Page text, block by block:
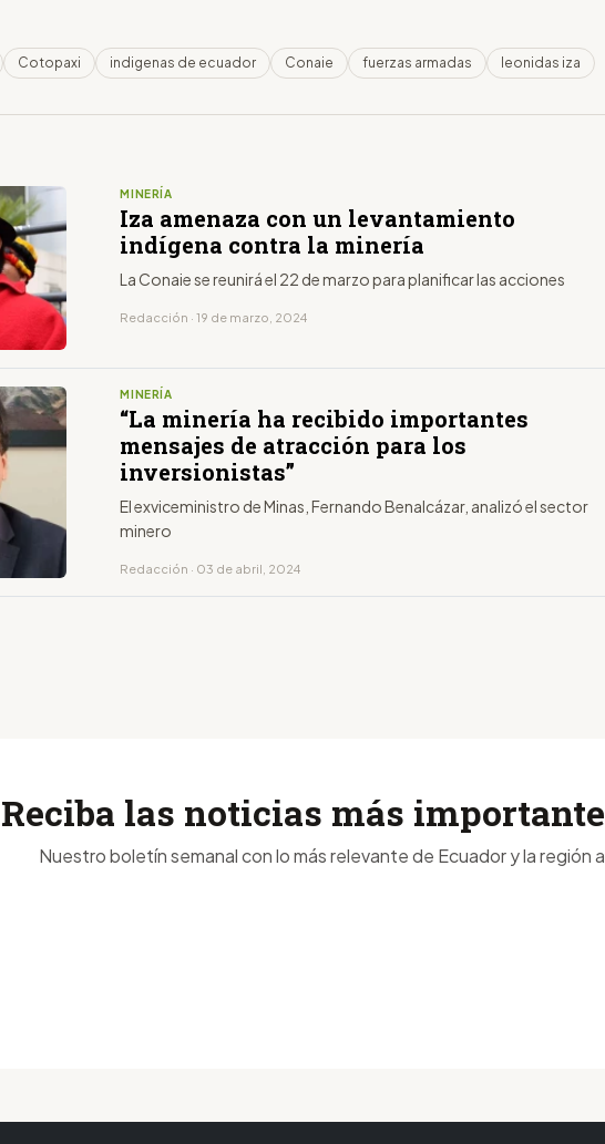
Cotopaxi indigenas de ecuador Conaie fuerzas armadas leonidas iza
MINERÍA
Iza amenaza con un levantamiento
indígena contra la minería
La Conaie se reunirá el 22 de marzo para planificar las acciones
Redacción · 19 de marzo, 2024
MINERÍA
“La minería ha recibido importantes
mensajes de atracción para los
inversionistas”
El exviceministro de Minas, Fernando Benalcázar, analizó el sector
minero
Redacción · 03 de abril, 2024
Reciba las noticias más
Nuestro boletín semanal con lo más relevante de Ecuador y la región